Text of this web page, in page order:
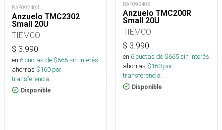
RAP092404
Anzuelo TMC2302
Small 20U
TIEMCO
$ 3.990
en 6cuotas de $665sin interés
ahorras $160 por
transferencia.
Disponible
RAP092402
Anzuelo TMC200R
Small 20U
TIEMCO
$ 3.990
en 6cuotas de $665sin interés
ahorras $160 por
transferencia.
Disponible